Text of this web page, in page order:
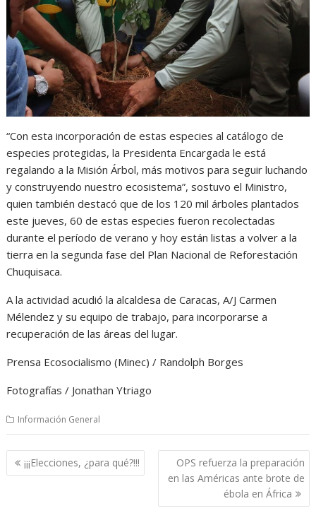
“Con esta incorporación de estas especies al catálogo de
especies protegidas, la Presidenta Encargada le está
regalando a la Misión Árbol, más motivos para seguir luchando
y construyendo nuestro ecosistema”, sostuvo el Ministro,
quien también destacó que de los 120 mil árboles plantados
este jueves, 60 de estas especies fueron recolectadas
durante el período de verano y hoy están listas a volver a la
tierra en la segunda fase del Plan Nacional de Reforestación
Chuquisaca.
A la actividad acudió la alcaldesa de Caracas, A/J Carmen
Mélendez y su equipo de trabajo, para incorporarse a
recuperación de las áreas del lugar.
Prensa Ecosocialismo (Minec) / Randolph Borges
Fotografías / Jonathan Ytriago
Información General
Navegación
de
¡¡¡Elecciones, ¿para qué?!!!
OPS refuerza la preparación
en las Américas ante brote de
ébola en África